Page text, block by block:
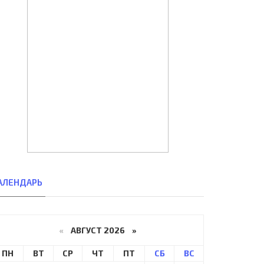
« АВГУСТ 2026 »
ПН ВТ СР ЧТ ПТ СБ ВС